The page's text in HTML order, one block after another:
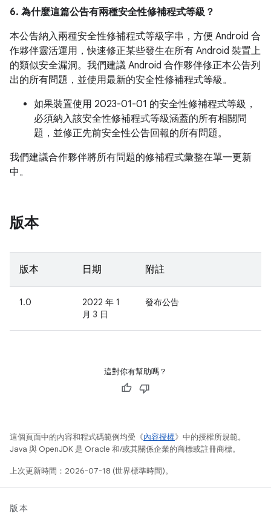
6. 為什麼這篇公告有兩種安全性修補程式等級？
本公告納入兩種安全性修補程式等級字串，方便 Android 合
作夥伴靈活運用，快速修正某些發生在所有 Android 裝置上
的類似安全漏洞。我們建議 Android 合作夥伴修正本公告列
出的所有問題，並使用最新的安全性修補程式等級。
如果裝置使用 2023-01-01 的安全性修補程式等級，
必須納入該安全性修補程式等級涵蓋的所有相關問
題，並修正先前安全性公告回報的所有問題。
我們建議合作夥伴將所有問題的修補程式彙整在單一更新
中。
版本
版本 日期 附註
1.0
2022 年 1
月 3 日
發布公告
這對你有幫助嗎？
這個頁面中的內容和程式碼範例均受《內容授權》中的授權所規範。
Java 與 OpenJDK 是 Oracle 和/或其關係企業的商標或註冊商標。
上次更新時間：2026-07-18 (世界標準時間)。
版本